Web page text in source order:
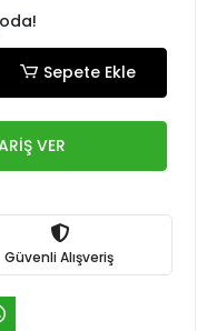
Sepete Ekle
VER
Güvenli Alışveriş